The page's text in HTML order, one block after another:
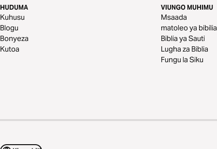
HUDUMA
Kuhusu
Blogu
Bonyeza
Kutoa
VIUNGO MUHIMU
Msaada
matoleo ya bibilia
Biblia ya Sauti
Lugha za Biblia
Fungu la Siku